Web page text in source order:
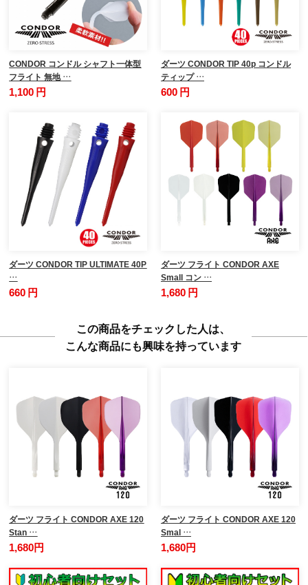
CONDOR コンドル シャフト一体型
フライト 無地 …
1,100 円
ダーツ CONDOR TIP 40p コンドル
ティップ …
600 円
ダーツ CONDOR TIP ULTIMATE 40P
…
660 円
ダーツ フライト CONDOR AXE
Small コン …
1,680 円
この商品をチェックした人は、
こんな商品にも興味を持っています
ダーツ フライト CONDOR AXE 120
Stan …
1,680円
ダーツ フライト CONDOR AXE 120
Smal …
1,680円